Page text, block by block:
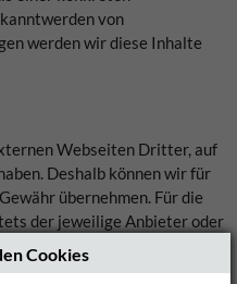
von
werden wir diese Inhalte
Webseiten Dritter, auf
Deshalb können wir für
übernehmen. Für die
der jeweilige Anbieter oder
Die verlinkten Seiten
auf mögliche
Cookies